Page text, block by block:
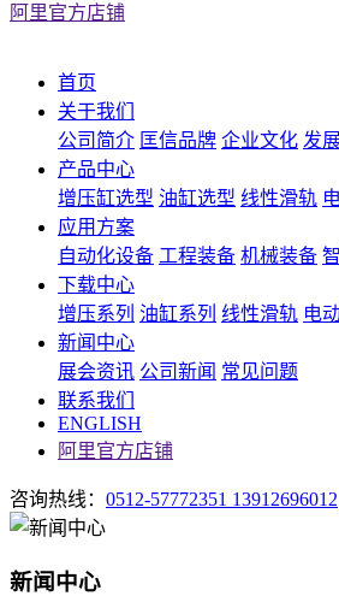
阿里官方店铺
首页
关于我们
公司简介 匡信品牌 企业文化 发
产品中心
增压缸选型 油缸选型 线性滑轨
应用方案
自动化设备 工程装备 机械装备
下载中心
增压系列 油缸系列 线性滑轨 电
新闻中心
展会资讯 公司新闻 常见问题
联系我们
ENGLISH
阿里官方店铺
咨询热线： 0512-57772351 13912696012
新闻中心